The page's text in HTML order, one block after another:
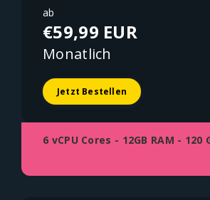
ab
€59,99 EUR
Monatlich
Jetzt Bestellen
6 vCPU Cores - 12GB RAM - 120